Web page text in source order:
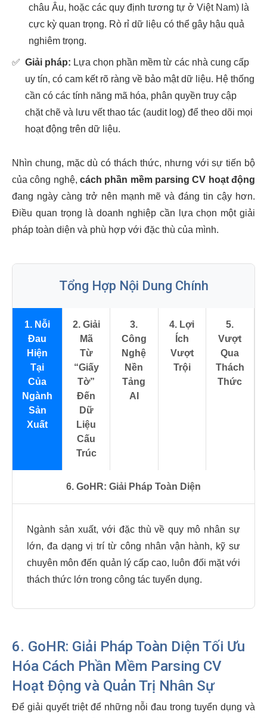
châu Âu, hoặc các quy định tương tự ở Việt Nam) là
cực kỳ quan trọng. Rò rỉ dữ liệu có thể gây hậu quả
nghiêm trọng.
✅ Giải pháp: Lựa chọn phần mềm từ các nhà cung cấp
uy tín, có cam kết rõ ràng về bảo mật dữ liệu. Hệ thống
cần có các tính năng mã hóa, phân quyền truy cập
chặt chẽ và lưu vết thao tác (audit log) để theo dõi mọi
hoạt động trên dữ liệu.
Nhìn chung, mặc dù có thách thức, nhưng với sự tiến bộ
của công nghệ, cách phần mềm parsing CV hoạt động
đang ngày càng trở nên mạnh mẽ và đáng tin cậy hơn.
Điều quan trọng là doanh nghiệp cần lựa chọn một giải
pháp toàn diện và phù hợp với đặc thù của mình.
Tổng Hợp Nội Dung Chính
1. Nỗi
Đau
Hiện
Tại
Của
Ngành
Sản
Xuất
2. Giải
Mã
Từ
“Giấy
Tờ”
Đến
Dữ
Liệu
Cấu
Trúc
3.
Công
Nghệ
Nền
Tảng
AI
4. Lợi
Ích
Vượt
Trội
5.
Vượt
Qua
Thách
Thức
6. GoHR: Giải Pháp Toàn Diện
Ngành sản xuất, với đặc thù về quy mô nhân sự
lớn, đa dạng vị trí từ công nhân vận hành, kỹ sư
chuyên môn đến quản lý cấp cao, luôn đối mặt với
thách thức lớn trong công tác tuyển dụng.
6. GoHR: Giải Pháp Toàn Diện Tối Ưu
Hóa Cách Phần Mềm Parsing CV
Hoạt Động và Quản Trị Nhân Sự
Để giải quyết triệt để những nỗi đau trong tuyển dụng và